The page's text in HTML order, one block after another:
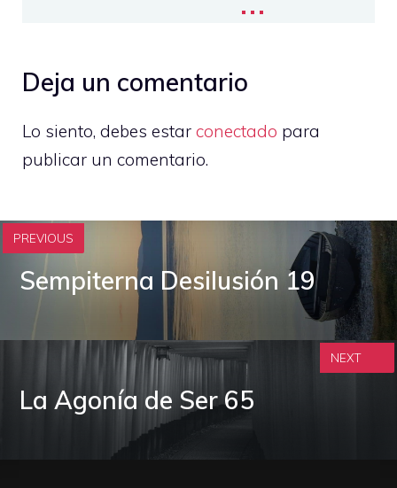
Deja un comentario
Lo siento, debes estar conectado para
publicar un comentario.
PREVIOUS
Sempiterna Desilusión 19
La Agonía de Ser 65
NEXT